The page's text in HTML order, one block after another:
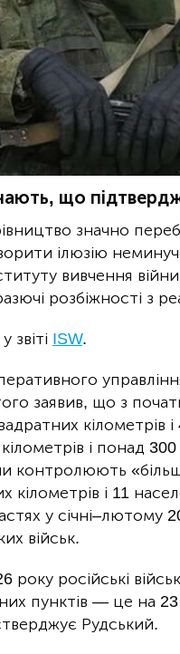
що
значно
ілюзію
вивчення
розбіжності з
звіті ISW.
заявив, що з
кілометрів
і понад
контролюють
і 11
у січні–лютому
військ.
року російські
пунктів — це на
Рудський.